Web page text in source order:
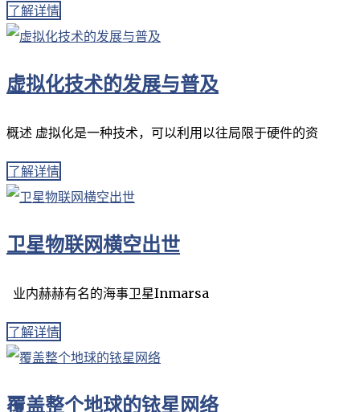
了解详情
虚拟化技术的发展与普及
概述 虚拟化是一种技术，可以利用以往局限于硬件的资
了解详情
卫星物联网横空出世
业内赫赫有名的海事卫星Inmarsa
了解详情
覆盖整个地球的铱星网络